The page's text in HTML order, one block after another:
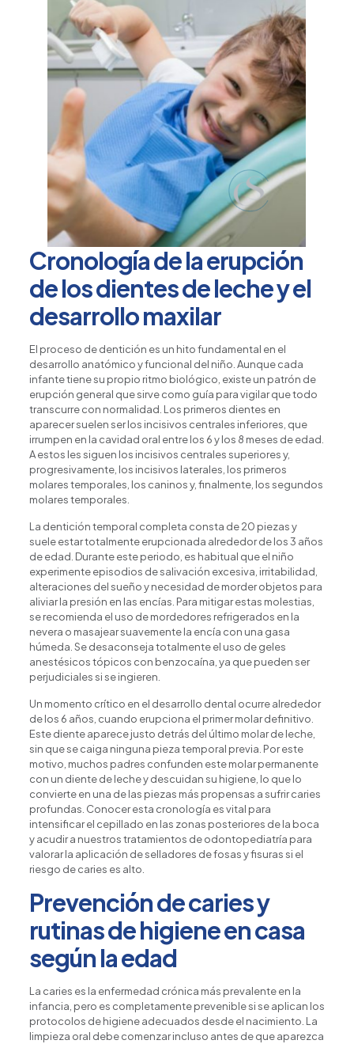
Cronología de la erupción
de los dientes de leche y el
desarrollo maxilar
El proceso de dentición es un hito fundamental en el
desarrollo anatómico y funcional del niño. Aunque cada
infante tiene su propio ritmo biológico, existe un patrón de
erupción general que sirve como guía para vigilar que todo
transcurre con normalidad. Los primeros dientes en
aparecer suelen ser los incisivos centrales inferiores, que
irrumpen en la cavidad oral entre los 6 y los 8 meses de edad.
A estos les siguen los incisivos centrales superiores y,
progresivamente, los incisivos laterales, los primeros
molares temporales, los caninos y, finalmente, los segundos
molares temporales.
La dentición temporal completa consta de 20 piezas y
suele estar totalmente erupcionada alrededor de los 3 años
de edad. Durante este periodo, es habitual que el niño
experimente episodios de salivación excesiva, irritabilidad,
alteraciones del sueño y necesidad de morder objetos para
aliviar la presión en las encías. Para mitigar estas molestias,
se recomienda el uso de mordedores refrigerados en la
nevera o masajear suavemente la encía con una gasa
húmeda. Se desaconseja totalmente el uso de geles
anestésicos tópicos con benzocaína, ya que pueden ser
perjudiciales si se ingieren.
Un momento crítico en el desarrollo dental ocurre alrededor
de los 6 años, cuando erupciona el primer molar definitivo.
Este diente aparece justo detrás del último molar de leche,
sin que se caiga ninguna pieza temporal previa. Por este
motivo, muchos padres confunden este molar permanente
con un diente de leche y descuidan su higiene, lo que lo
convierte en una de las piezas más propensas a sufrir caries
profundas. Conocer esta cronología es vital para
intensificar el cepillado en las zonas posteriores de la boca
y acudir a nuestros tratamientos de odontopediatría para
valorar la aplicación de selladores de fosas y fisuras si el
riesgo de caries es alto.
Prevención de caries y
rutinas de higiene en casa
según la edad
La caries es la enfermedad crónica más prevalente en la
infancia, pero es completamente prevenible si se aplican los
protocolos de higiene adecuados desde el nacimiento. La
limpieza oral debe comenzar incluso antes de que aparezca